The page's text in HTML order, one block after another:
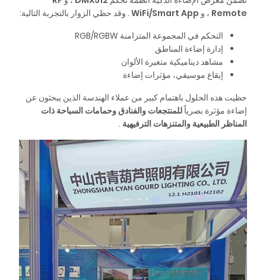
Remote ، و WiFi/Smart App . وقد حظي الزوار بالتجربة التالية:
التحكم في المجموعة المتزامنة RGB/RGBW
إدارة إضاءة المناطق
مشاهد ديناميكية متغيرة الألوان
إيقاع موسيقي، مؤثرات إضاءة
حظيت هذه الحلول باهتمام كبير من عملاء الهندسة الذين يبحثون عن
إضاءة مؤثرة بصرياًللمنتجعات والفنادق وحمامات السباحة ذات
المناظر الطبيعية والمتنزهات الترفيهية .